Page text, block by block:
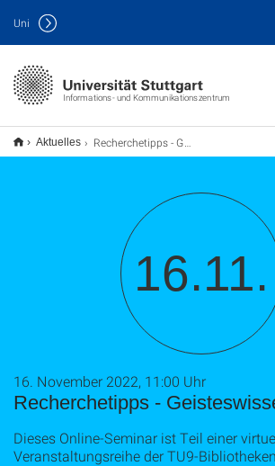
Informations- und Kommunikationszentrum
Uni
Aktuelles Recherchetipps - Geisteswissenschaften
16.11.
Recherchetipps -
16. November 2022, 11:00 Uhr
Dieses Online-Seminar ist Teil einer
Veranstaltungsreihe der TU9-Bibliotheken.